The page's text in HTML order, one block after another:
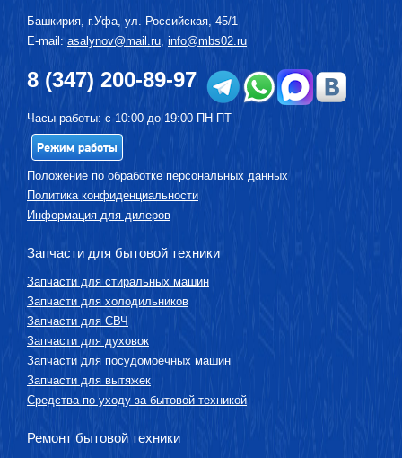
Башкирия, г.Уфа, ул. Российская, 45/1
E-mail: asalynov@mail.ru, info@mbs02.ru
8 (347) 200-89-97
Часы работы: с 10:00 до 19:00 ПН-ПТ
Режим работы
Положение по обработке персональных данных
Политика конфиденциальности
Информация для дилеров
Запчасти для бытовой техники
Запчасти для стиральных машин
Запчасти для холодильников
Запчасти для СВЧ
Запчасти для духовок
Запчасти для посудомоечных машин
Запчасти для вытяжек
Средства по уходу за бытовой техникой
Ремонт бытовой техники